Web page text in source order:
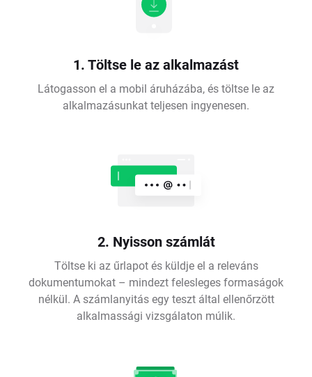
1. Töltse le az alkalmazást
Látogasson el a mobil áruházába, és töltse le az
alkalmazásunkat teljesen ingyenesen.
2. Nyisson számlát
Töltse ki az űrlapot és küldje el a releváns
dokumentumokat – mindezt felesleges formaságok
nélkül. A számlanyitás egy teszt által ellenőrzött
alkalmassági vizsgálaton múlik.